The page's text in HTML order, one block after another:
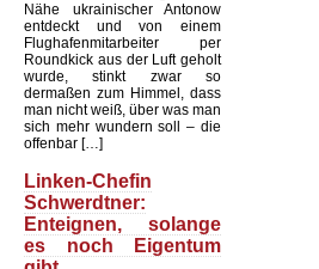
Nähe ukrainischer Antonow
entdeckt und von einem
Flughafenmitarbeiter per
Roundkick aus der Luft geholt
wurde, stinkt zwar so
dermaßen zum Himmel, dass
man nicht weiß, über was man
sich mehr wundern soll – die
offenbar […]
Linken-Chefin
Schwerdtner:
Enteignen, solange
es noch Eigentum